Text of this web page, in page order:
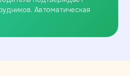
Автоматическая